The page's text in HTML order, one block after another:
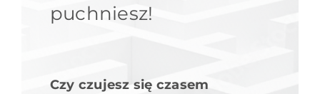
puchniesz!
Czy czujesz się czasem